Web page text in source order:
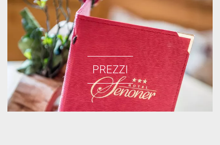
PREZZI